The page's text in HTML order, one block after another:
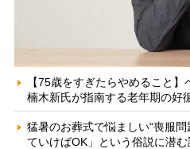
【75歳をすぎたらやめること
楠木新氏が指南する老年期の好
猛暑のお葬式で悩ましい“喪服
ていけばOK」という俗説に潜